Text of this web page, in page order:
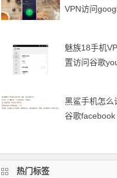
VPN访问
魅族18手机
置访问谷歌
黑鲨手机怎么
谷歌
热门标签